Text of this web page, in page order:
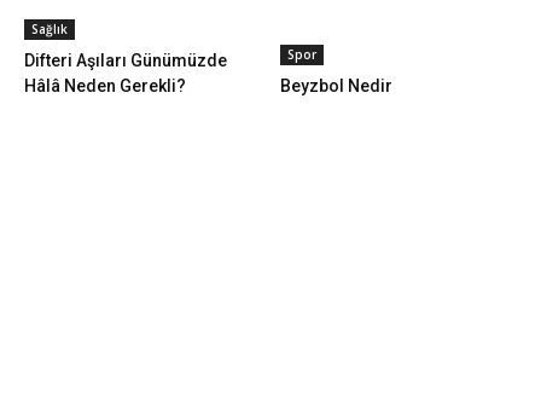
Sağlık
Difteri Aşıları Günümüzde
Hâlâ Neden Gerekli?
Spor
Beyzbol Nedir